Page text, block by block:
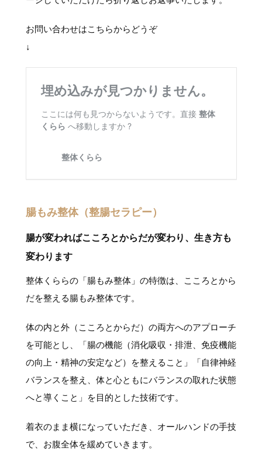
お問い合わせはこちらからどうぞ
↓
腸もみ整体（整腸セラピー）
腸が変わればこころとからだが変わり、生き方も
変わります
整体くららの「腸もみ整体」の特徴は、こころとから
だを整える腸もみ整体です。
体の内と外（こころとからだ）の両方へのアプローチ
を可能とし、「腸の機能（消化吸収・排泄、免疫機能
の向上・精神の安定など）を整えること」「自律神経
バランスを整え、体と心ともにバランスの取れた状態
へと導くこと」を目的とした技術です。
着衣のまま横になっていただき、オールハンドの手技
で、お腹全体を緩めていきます。